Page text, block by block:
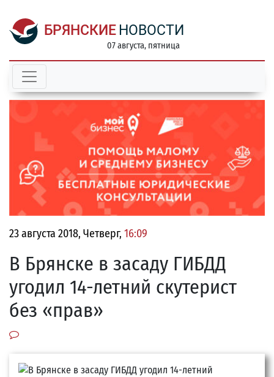
БРЯНСКИЕ НОВОСТИ
07 августа, пятница
23 августа 2018, Четверг, 16:09
В Брянске в засаду ГИБДД
угодил 14-летний скутерист
без «прав»